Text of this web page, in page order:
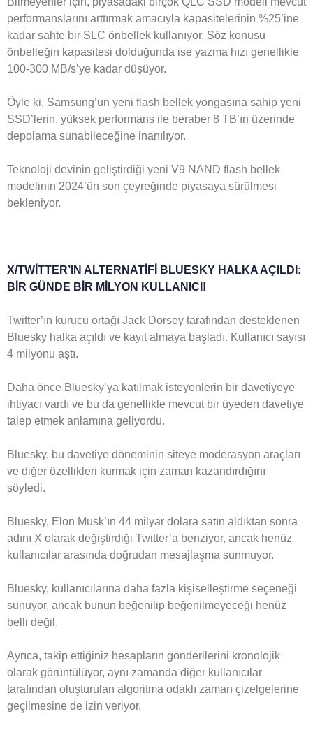
performanslarını arttırmak amacıyla kapasitelerinin %25’ine
kadar sahte bir SLC önbellek kullanıyor. Söz konusu
önbelleğin kapasitesi dolduğunda ise yazma hızı genellikle
100-300 MB/s’ye kadar düşüyor.
Öyle ki, Samsung’un yeni flash bellek yongasına sahip yeni
SSD’lerin, yüksek performans ile beraber 8 TB’ın üzerinde
depolama sunabileceğine inanılıyor.
Teknoloji devinin geliştirdiği yeni V9 NAND flash bellek
modelinin 2024’ün son çeyreğinde piyasaya sürülmesi
bekleniyor.
X/TWİTTER’IN ALTERNATİFİ BLUESKY HALKA AÇILDI:
BİR GÜNDE BİR MİLYON KULLANICI!
Twitter’ın kurucu ortağı Jack Dorsey tarafından desteklenen
Bluesky halka açıldı ve kayıt almaya başladı. Kullanıcı sayısı
4 milyonu aştı.
Daha önce Bluesky’ya katılmak isteyenlerin bir davetiyeye
ihtiyacı vardı ve bu da genellikle mevcut bir üyeden davetiye
talep etmek anlamına geliyordu.
Bluesky, bu davetiye döneminin siteye moderasyon araçları
ve diğer özellikleri kurmak için zaman kazandırdığını
söyledi.
Bluesky, Elon Musk’ın 44 milyar dolara satın aldıktan sonra
adını X olarak değiştirdiği Twitter’a benziyor, ancak henüz
kullanıcılar arasında doğrudan mesajlaşma sunmuyor.
Bluesky, kullanıcılarına daha fazla kişiselleştirme seçeneği
sunuyor, ancak bunun beğenilip beğenilmeyeceği henüz
belli değil.
Ayrıca, takip ettiğiniz hesapların gönderilerini kronolojik
olarak görüntülüyor, aynı zamanda diğer kullanıcılar
tarafından oluşturulan algoritma odaklı zaman çizelgelerine
geçilmesine de izin veriyor.